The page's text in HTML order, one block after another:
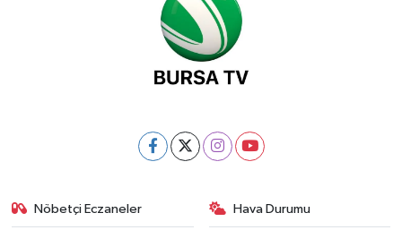
Nöbetçi Eczaneler Hava Durumu